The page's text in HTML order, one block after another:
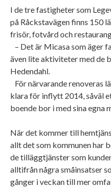
I de tre fastigheter som
på Råckstavägen finns 150
frisör, fotvård och
– Det är Micasa som äger
även lite aktiviteter med de
Hedendahl.
För närvarande renoveras
klara för inflytt 2014, såväl
boende bor i med sina egna
När det kommer till
allt det som kommunen har
de tilläggtjänster som
alltifrån några småinsatser
gånger i veckan till mer